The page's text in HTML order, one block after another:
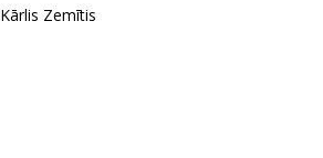
Kārlis Zemītis